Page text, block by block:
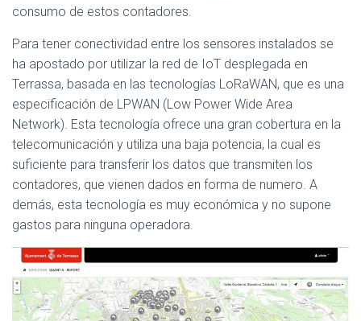
consumo de estos contadores.
Para tener conectividad entre los sensores instalados se
ha apostado por utilizar la red de IoT desplegada en
Terrassa, basada en las tecnologías LoRaWAN, que es una
especificación de LPWAN (Low Power Wide Area
Network). Esta tecnología ofrece una gran cobertura en la
telecomunicación y utiliza una baja potencia, la cual es
suficiente para transferir los datos que transmiten los
contadores, que vienen dados en forma de numero. A
demás, esta tecnología es muy económica y no supone
gastos para ninguna operadora.